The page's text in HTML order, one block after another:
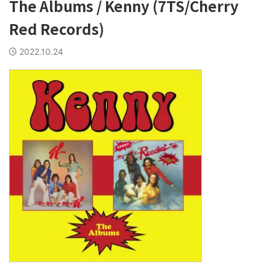
The Albums / Kenny (7TS/Cherry
Red Records)
2022.10.24